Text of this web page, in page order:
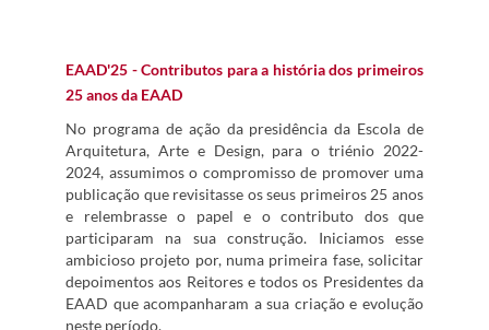
EAAD'25 - Contributos para a história dos primeiros
25 anos da EAAD
No programa de ação da presidência da Escola de
Arquitetura, Arte e Design, para o triénio 2022-
2024, assumimos o compromisso de promover uma
publicação que revisitasse os seus primeiros 25 anos
e relembrasse o papel e o contributo dos que
participaram na sua construção. Iniciamos esse
ambicioso projeto por, numa primeira fase, solicitar
depoimentos aos Reitores e todos os Presidentes da
EAAD que acompanharam a sua criação e evolução
neste período.